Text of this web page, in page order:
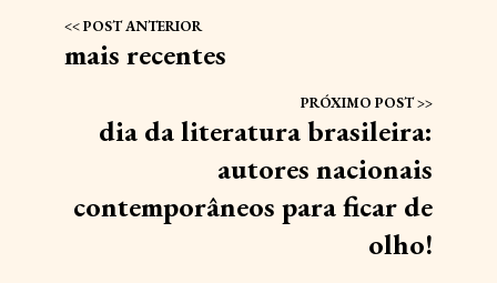
mais recentes
dia da literatura brasileira:
autores nacionais
contemporâneos para ficar de
olho!